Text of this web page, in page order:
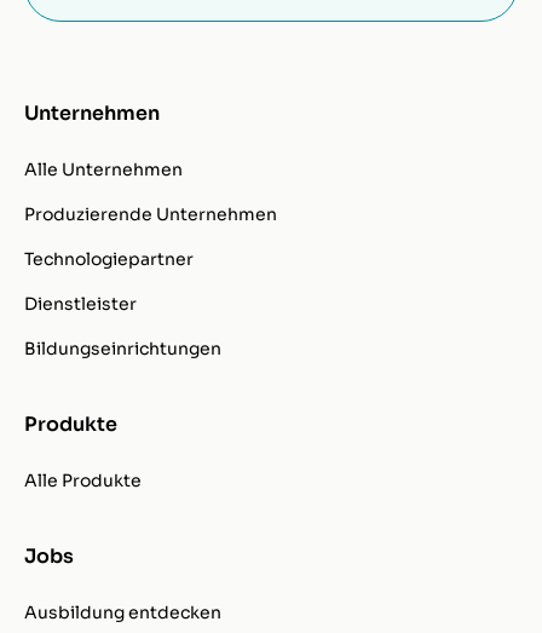
Unternehmen
Alle Unternehmen
Produzierende Unternehmen
Technologiepartner
Dienstleister
Bildungseinrichtungen
Produkte
Alle Produkte
Jobs
Ausbildung entdecken